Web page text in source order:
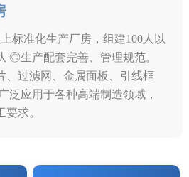
标准化生产厂房，组建100人以
◎生产配套完善、管理规范。
过滤网、金属面板、引线框
泛应用于各种高端制造领域，
求。